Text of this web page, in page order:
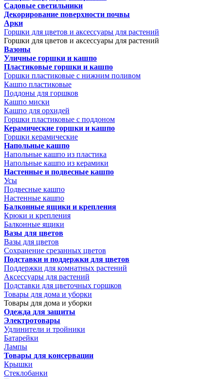
Садовые светильники
Декорирование поверхности почвы
Арки
Горшки для цветов и аксессуары для растений
Горшки для цветов и аксессуары для растений
Вазоны
Уличные горшки и кашпо
Пластиковые горшки и кашпо
Горшки пластиковые с нижним поливом
Кашпо пластиковые
Поддоны для горшков
Кашпо миски
Кашпо для орхидей
Горшки пластиковые с поддоном
Керамические горшки и кашпо
Горшки керамические
Напольные кашпо
Напольные кашпо из пластика
Напольные кашпо из керамики
Настенные и подвесные кашпо
Усы
Подвесные кашпо
Настенные кашпо
Балконные ящики и крепления
Крюки и крепления
Балконные ящики
Вазы для цветов
Вазы для цветов
Сохранение срезанных цветов
Подставки и поддержки для цветов
Поддержки для комнатных растений
Аксессуары для растений
Подставки для цветочных горшков
Товары для дома и уборки
Товары для дома и уборки
Одежда для защиты
Электротовары
Удлинители и тройники
Батарейки
Лампы
Товары для консервации
Крышки
Стеклобанки